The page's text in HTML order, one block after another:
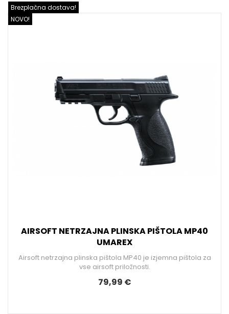
NOVO!
Brezplačna dostava!
AIRSOFT NETRZAJNA PLINSKA PIŠTOLA MP40
UMAREX
Airsoft netrzajna plinska pištola MP40 je izjemna pištola za
vse airsoft priložnosti.
79,99 €